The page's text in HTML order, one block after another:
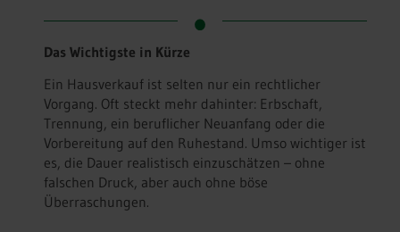
Das Wichtigste in Kürze
Ein Hausverkauf ist selten nur ein rechtlicher
Vorgang. Oft steckt mehr dahinter: Erbschaft,
Trennung, ein beruflicher Neuanfang oder die
Vorbereitung auf den Ruhestand. Umso wichtiger ist
es, die Dauer realistisch einzuschätzen – ohne
falschen Druck, aber auch ohne böse
Überraschungen.